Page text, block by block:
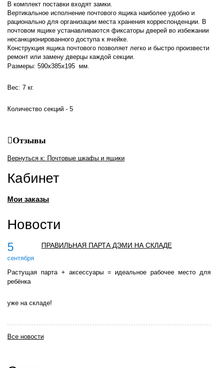
В комплект поставки входят замки.
Вертикальное исполнение почтового ящика наиболее удобно и
рационально для организации места хранения корреспонденции. В
почтовом ящике устанавливаются фиксаторы дверей во избежании
несанкционированного доступа к ячейке.
Конструкция ящика почтового позволяет легко и быстро произвести
ремонт или замену дверцы каждой секции.
Размеры: 590х385х195 мм.
Вес: 7 кг.
Количество секций - 5
Отзывы
Вернуться к: Почтовые шкафы и ящики
Кабинет
Мои заказы
Новости
5
сентября
ПРАВИЛЬНАЯ ПАРТА ДЭМИ НА СКЛАДЕ
Растущая парта + аксессуары = идеальное рабочее место для
ребёнка
уже на складе!
Все новости